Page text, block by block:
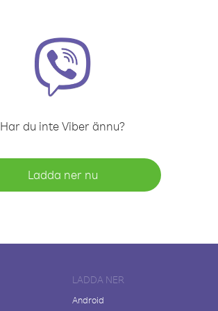
Har du inte Viber ännu?
Ladda ner nu
LADDA NER
Android